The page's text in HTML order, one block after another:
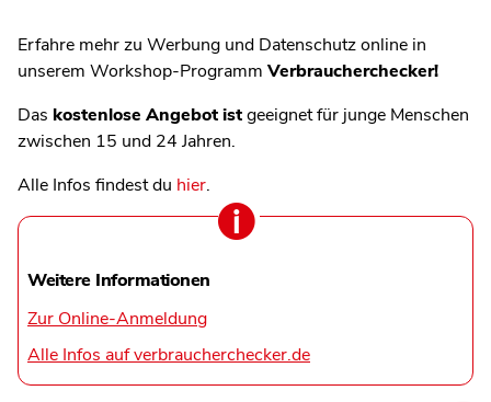
Erfahre mehr zu Werbung und Datenschutz online in
unserem Workshop-Programm Verbraucherchecker!
Das kostenlose Angebot istgeeignet für junge Menschen
zwischen 15 und 24 Jahren.
Alle Infos findest du hier.
Weitere Informationen
Zur Online-Anmeldung
Alle Infos auf verbraucherchecker.de